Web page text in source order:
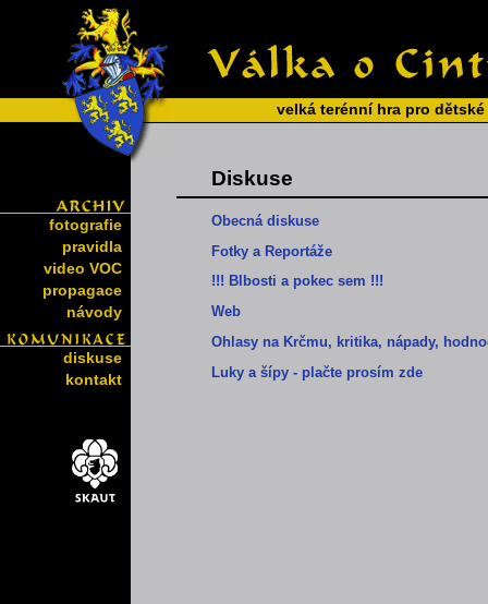
velká terénní hra pro
fotografie
pravidla
video VOC
propagace
návody
diskuse
kontakt
Diskuse
Obecná diskuse
Fotky a Reportáže
!!! Blbosti a pokec sem !!!
Web
Ohlasy na Krčmu, kritika, nápady,
Luky a šípy - plačte prosím zde